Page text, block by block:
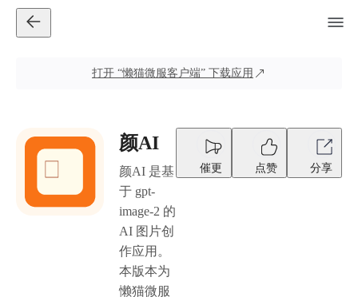
打开 “懒猫微服客户端” 下载应用
颜AI
颜AI 是基
于 gpt-
image-2 的
AI 图片创
作应用。
本版本为
懒猫微服
催更 点赞 分享